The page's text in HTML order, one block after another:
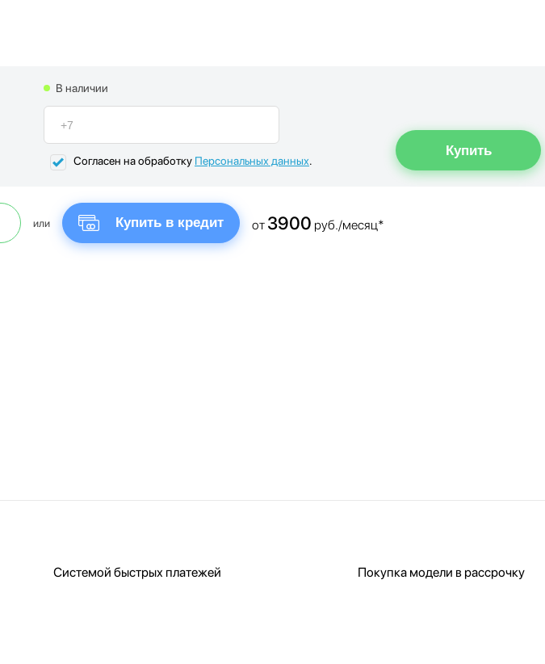
В наличии
Согласен на обработку Персональных данных.
или Купить в кредит от 3900 руб./месяц*
Системой быстрых платежей Покупка модели в рассрочку